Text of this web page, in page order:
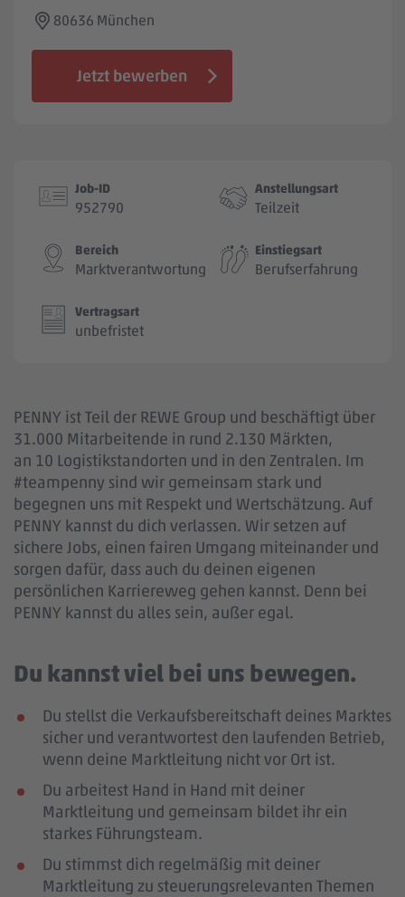
80636 München
Jetzt bewerben
Job-ID
952790
Anstellungsart
Teilzeit
Bereich
Marktverantwortung
Einstiegsart
Berufserfahrung
Vertragsart
unbefristet
PENNY ist Teil der REWE Group und beschäftigt über
31.000 Mitarbeitende in rund 2.130 Märkten,
an 10 Logistikstandorten und in den Zentralen. Im
#teampenny sind wir gemeinsam stark und
begegnen uns mit Respekt und Wertschätzung. Auf
PENNY kannst du dich verlassen. Wir setzen auf
sichere Jobs, einen fairen Umgang miteinander und
sorgen dafür, dass auch du deinen eigenen
persönlichen Karriereweg gehen kannst. Denn bei
PENNY kannst du alles sein, außer egal.
Du kannst viel bei uns bewegen.
Du stellst die Verkaufsbereitschaft deines Marktes
sicher und verantwortest den laufenden Betrieb,
wenn deine Marktleitung nicht vor Ort ist.
Du arbeitest Hand in Hand mit deiner
Marktleitung und gemeinsam bildet ihr ein
starkes Führungsteam.
Du stimmst dich regelmäßig mit deiner
Marktleitung zu steuerungsrelevanten Themen